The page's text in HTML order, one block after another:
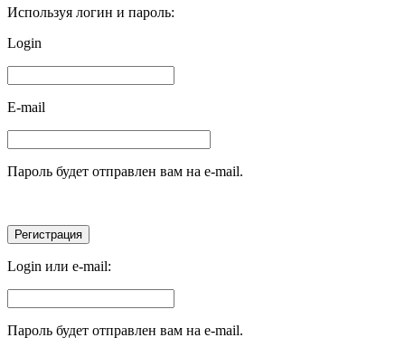
Используя логин и пароль:
Login
E-mail
Пароль будет отправлен вам на e-mail.
Login или e-mail:
Пароль будет отправлен вам на e-mail.